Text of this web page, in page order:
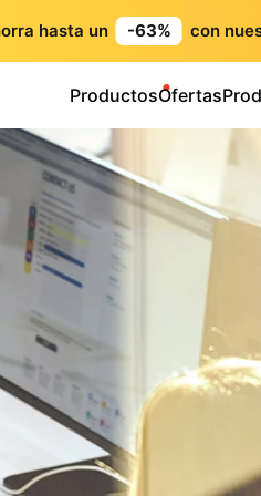
hasta un -63% con
ProductosOfertas